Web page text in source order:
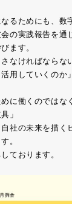
るためにも、数
の実践報告を通
ます。
なければならな
用していくのか
に働くのではな
」
社の未来を描く
。
ております。